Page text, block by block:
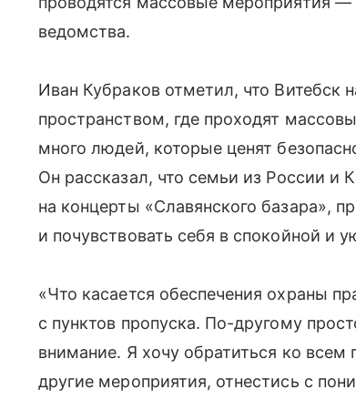
ведомства.
Иван Кубраков отметил, что Витебск
пространством, где проходят
много людей, которые ценят
Он рассказал, что семьи из России и
на концерты «Славянского базара»,
и почувствовать себя в спокойной и
«Что касается обеспечения охраны
с пунктов пропуска. По-другому
внимание. Я хочу обратиться ко всем
другие мероприятия, отнестись с